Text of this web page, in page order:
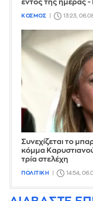
εντός της ημέρας -
ΚΟΣΜΟΣ 13:23,
Συνεχίζεται το
κόμμα Καρυστιανού
τρία στελέχη
ΠΟΛΙΤΙΚΗ 14:54,